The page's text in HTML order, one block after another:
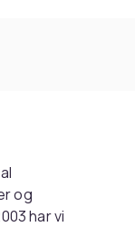
og
har vi